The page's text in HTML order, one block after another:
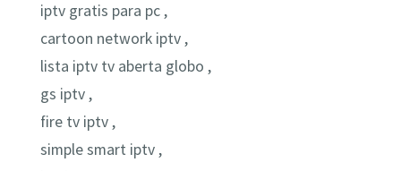
iptv gratis para pc ,
cartoon network iptv ,
lista iptv tv aberta globo ,
gs iptv ,
fire tv iptv ,
simple smart iptv ,